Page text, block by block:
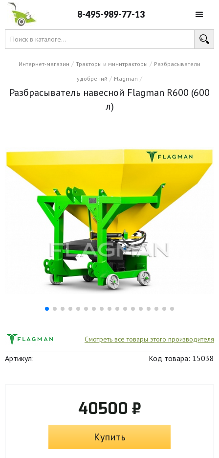
8-495-989-77-13
Интернет-магазин / Тракторы и минитракторы / Разбрасыватели
удобрений / Flagman /
Разбрасыватель навесной Flagman R600 (600
л)
Смотреть все товары этого производителя
Артикул: Код товара: 15038
40500 ₽
Купить